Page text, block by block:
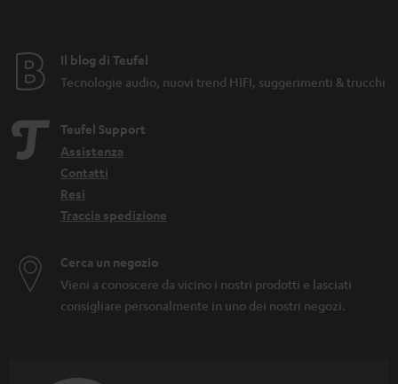
Il blog di Teufel
Tecnologie audio, nuovi trend HIFI, suggerimenti & trucchi
Teufel Support
Assistenza
Contatti
Resi
Traccia spedizione
Cerca un negozio
Vieni a conoscere da vicino i nostri prodotti e lasciati
consigliare personalmente in uno dei nostri negozi.